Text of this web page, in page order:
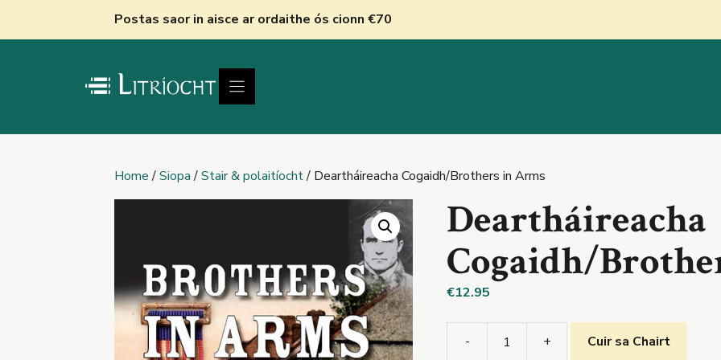
Postas saor in aisce ar ordaithe ós cionn €70
Home/Siopa/Stair & polaitíocht/ Deartháireacha Cogaidh/Brothers in Arms
Deartháireacha
Cogaidh/
€12.95
-
Deartháireacha
+ Cuir sa Chairt